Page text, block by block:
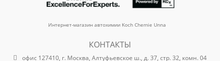
Интернет-магазин автохимии Koch Chemie Unna
КОНТАКТЫ
офис 127410, г. Москва, Алтуфьевское ш., д. 37, стр. 32, комн. 04